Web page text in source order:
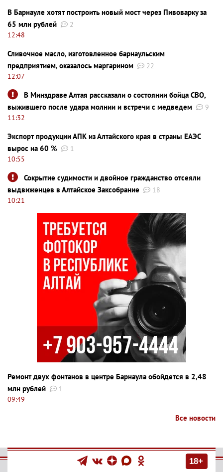
В Барнауле хотят построить новый мост через Пивоварку за
65 млн рублей
2
12:48
Сливочное масло, изготовленное барнаульским
предприятием, оказалось маргарином
22
12:07
В Минздраве Алтая рассказали о состоянии бойца СВО,
выжившего после удара молнии и встречи с медведем
9
11:32
Экспорт продукции АПК из Алтайского края в страны ЕАЭС
вырос на 60 %
1
10:55
Сокрытие судимости и двойное гражданство отсеяли
выдвиженцев в Алтайское Заксобрание
18
10:21
Ремонт двух фонтанов в центре Барнаула обойдется в 2,48
млн рублей
1
09:49
Все новости
18+